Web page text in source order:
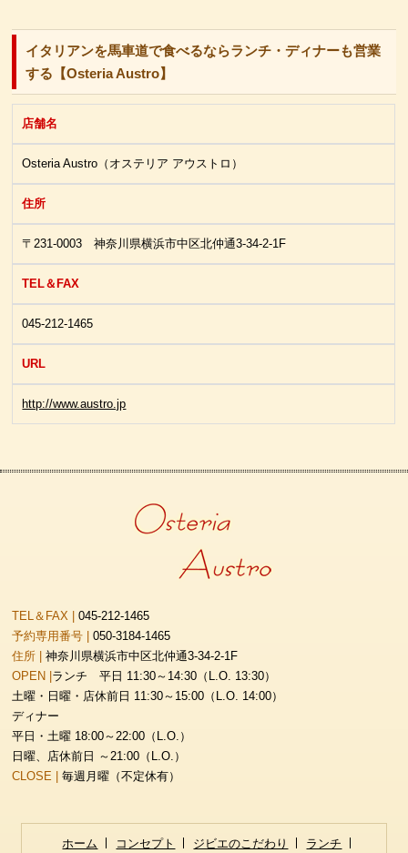
イタリアンを馬車道で食べるならランチ・ディナーも営業
する【Osteria Austro】
店舗名
Osteria Austro（オステリア アウストロ）
住所
〒231-0003 神奈川県横浜市中区北仲通3-34-2-1F
TEL＆FAX
045-212-1465
URL
http://www.austro.jp
TEL＆FAX |
045-212-1465
予約専用番号 |
050-3184-1465
住所 |
神奈川県横浜市中区北仲通3-34-2-1F
OPEN | ランチ 平日 11:30～14:30（L.O. 13:30）
土曜・日曜・店休前日 11:30～15:00（L.O. 14:00）
ディナー
平日・土曜 18:00～22:00（L.O.）
日曜、店休前日 ～21:00（L.O.）
CLOSE |
毎週月曜（不定休有）
ホーム コンセプト ジビエのこだわり ランチ